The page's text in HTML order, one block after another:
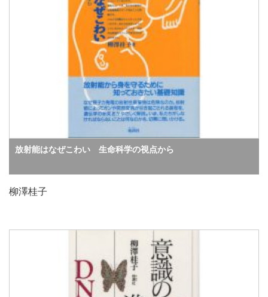
放射能はなぜこわい 生命科学の視点から
柳澤桂子